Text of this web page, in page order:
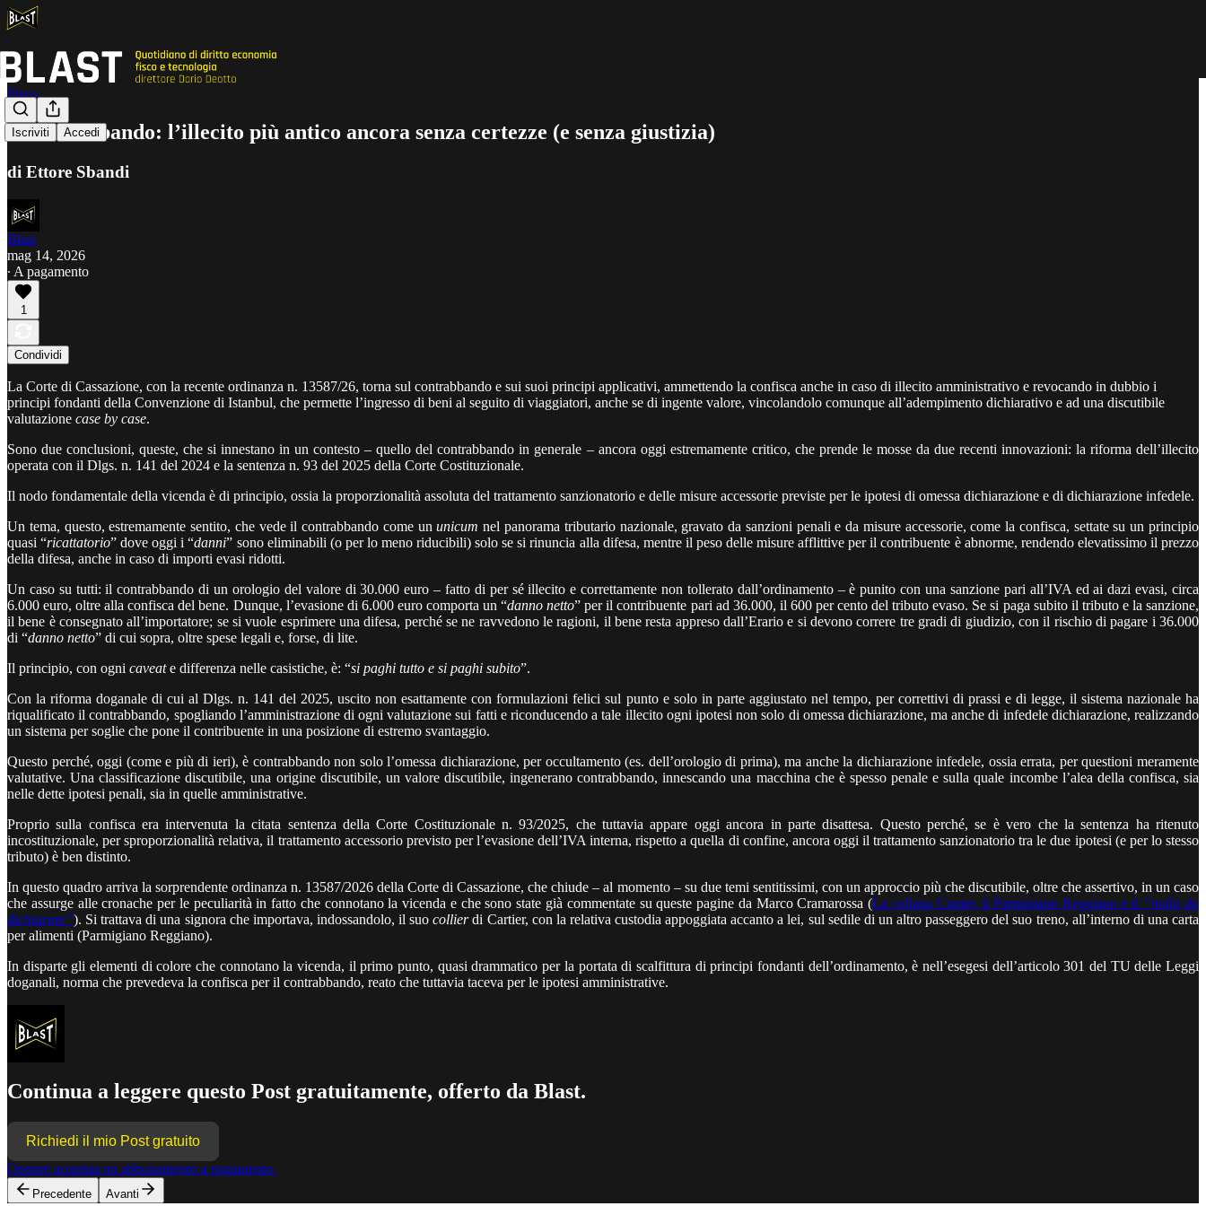
Iscriviti Accedi
Fisco
Il contrabbando: l’illecito più antico ancora senza certezze (e senza giustizia)
di Ettore Sbandi
Blast
mag 14, 2026
∙ A pagamento
1
Condividi
La Corte di Cassazione, con la recente ordinanza n. 13587/26, torna sul contrabbando e sui suoi principi applicativi, ammettendo la confisca anche in caso di illecito amministrativo e revocando in dubbio i
principi fondanti della Convenzione di Istanbul, che permette l’ingresso di beni al seguito di viaggiatori, anche se di ingente valore, vincolandolo comunque all’adempimento dichiarativo e ad una discutibile
valutazione case by case.
Sono due conclusioni, queste, che si innestano in un contesto – quello del contrabbando in generale – ancora oggi estremamente critico, che prende le mosse da due recenti innovazioni: la riforma dell’illecito
operata con il Dlgs. n. 141 del 2024 e la sentenza n. 93 del 2025 della Corte Costituzionale.
Il nodo fondamentale della vicenda è di principio, ossia la proporzionalità assoluta del trattamento sanzionatorio e delle misure accessorie previste per le ipotesi di omessa dichiarazione e di dichiarazione infedele.
Un tema, questo, estremamente sentito, che vede il contrabbando come ununicum nel panorama tributario nazionale, gravato da sanzioni penali e da misure accessorie, come la confisca, settate su un principio
quasi “ricattatorio” dove oggi i “danni” sono eliminabili (o per lo meno riducibili) solo se si rinuncia alla difesa, mentre il peso delle misure afflittive per il contribuente è abnorme, rendendo elevatissimo il prezzo
della difesa, anche in caso di importi evasi ridotti.
Un caso su tutti: il contrabbando di un orologio del valore di 30.000 euro – fatto di per sé illecito e correttamente non tollerato dall’ordinamento – è punito con una sanzione pari all’IVA ed ai dazi evasi, circa
6.000 euro, oltre alla confisca del bene. Dunque, l’evasione di 6.000 euro comporta un “danno netto” per il contribuente pari ad 36.000, il 600 per cento del tributo evaso. Se si paga subito il tributo e la sanzione,
il bene è consegnato all’importatore; se si vuole esprimere una difesa, perché se ne ravvedono le ragioni, il bene resta appreso dall’Erario e si devono correre tre gradi di giudizio, con il rischio di pagare i 36.000
di “danno netto” di cui sopra, oltre spese legali e, forse, di lite.
Il principio, con ogni caveate differenza nelle casistiche, è: “si paghi tutto e si paghi subito”.
Con la riforma doganale di cui al Dlgs. n. 141 del 2025, uscito non esattamente con formulazioni felici sul punto e solo in parte aggiustato nel tempo, per correttivi di prassi e di legge, il sistema nazionale ha
riqualificato il contrabbando, spogliando l’amministrazione di ogni valutazione sui fatti e riconducendo a tale illecito ogni ipotesi non solo di omessa dichiarazione, ma anche di infedele dichiarazione, realizzando
un sistema per soglie che pone il contribuente in una posizione di estremo svantaggio.
Questo perché, oggi (come e più di ieri), è contrabbando non solo l’omessa dichiarazione, per occultamento (es. dell’orologio di prima), ma anche la dichiarazione infedele, ossia errata, per questioni meramente
valutative. Una classificazione discutibile, una origine discutibile, un valore discutibile, ingenerano contrabbando, innescando una macchina che è spesso penale e sulla quale incombe l’alea della confisca, sia
nelle dette ipotesi penali, sia in quelle amministrative.
Proprio sulla confisca era intervenuta la citata sentenza della Corte Costituzionale n. 93/2025, che tuttavia appare oggi ancora in parte disattesa. Questo perché, se è vero che la sentenza ha ritenuto
incostituzionale, per sproporzionalità relativa, il trattamento accessorio previsto per l’evasione dell’IVA interna, rispetto a quella di confine, ancora oggi il trattamento sanzionatorio tra le due ipotesi (e per lo stesso
tributo) è ben distinto.
In questo quadro arriva la sorprendente ordinanza n. 13587/2026 della Corte di Cassazione, che chiude – al momento – su due temi sentitissimi, con un approccio più che discutibile, oltre che assertivo, in un caso
che assurge alle cronache per le peculiarità in fatto che connotano la vicenda e che sono state già commentate su queste pagine da Marco Cramarossa (La collana Cartier, il Parmigiano Reggiano e il “nulla da
dichiarare”). Si trattava di una signora che importava, indossandolo, il suocollierdi Cartier, con la relativa custodia appoggiata accanto a lei, sul sedile di un altro passeggero del suo treno, all’interno di una carta
per alimenti (Parmigiano Reggiano).
In disparte gli elementi di colore che connotano la vicenda, il primo punto, quasi drammatico per la portata di scalfittura di principi fondanti dell’ordinamento, è nell’esegesi dell’articolo 301 del TU delle Leggi
doganali, norma che prevedeva la confisca per il contrabbando, reato che tuttavia taceva per le ipotesi amministrative.
Continua a leggere questo Post gratuitamente, offerto da Blast.
Richiedi il mio Post gratuito
Oppure acquista un abbonamento a pagamento.
Precedente Avanti